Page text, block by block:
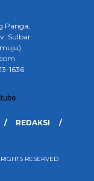
Panga,
Sulbar
1636
REDAKSI
RESERVED